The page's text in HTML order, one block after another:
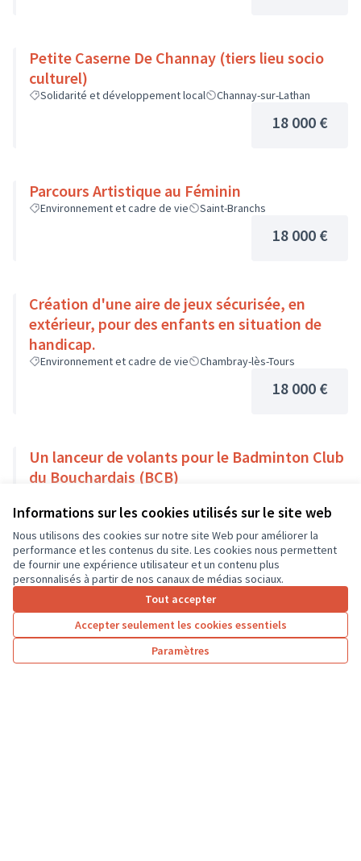
Informations sur les cookies utilisés sur le site web
Nous utilisons des cookies sur notre site Web pour améliorer la
performance et les contenus du site. Les cookies nous permettent
de fournir une expérience utilisateur et un contenu plus
personnalisés à partir de nos canaux de médias sociaux.
Tout accepter
Accepter seulement les cookies essentiels
Paramètres
Petite Caserne De Channay (tiers lieu socio
culturel)
Solidarité et développement local Channay-sur-Lathan
18 000 €
Parcours Artistique au Féminin
Environnement et cadre de vie Saint-Branchs
18 000 €
Création d'une aire de jeux sécurisée, en
extérieur, pour des enfants en situation de
handicap.
Environnement et cadre de vie Chambray-lès-Tours
18 000 €
Un lanceur de volants pour le Badminton Club
du Bouchardais (BCB)
18 000 €
Résultats par page : 25
1 2 3 4